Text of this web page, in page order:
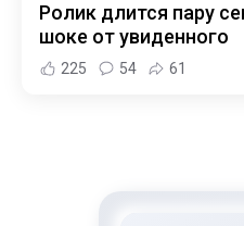
Ролик длится пару
шоке от увиденного
225 54 61